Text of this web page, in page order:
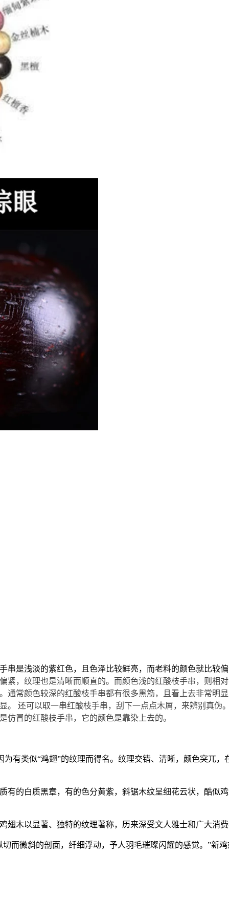
是浅淡的紫红色，且色泽比较鲜亮，而老料的颜色就比较
，纹理也是清晰而顺直的。而颜色浅的红酸枝手串，则相
常颜色较深的红酸枝手串都有很多黑筋，且看上去非常明
。
还可以取一串红酸枝手串，刮下一点点木屑，来辨别真伪
冒的红酸枝手串，它的颜色是靠染上去的。
为有类似“鸡翅”的纹理而得名。纹理交错、清晰，颜色突兀，
的白质黑章，有的色分黄紫，斜锯木纹呈细花云状，酷似
翅木以显著、独特的纹理著称，历来深受文人雅士和广大消
而微斜的剖面，纤细浮动，予人羽毛璀璨闪耀的感觉。 ”新